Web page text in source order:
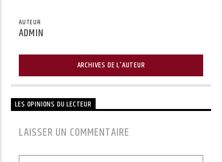
AUTEUR
ADMIN
ARCHIVES DE L'AUTEUR
LES OPINIONS DU LECTEUR
LAISSER UN COMMENTAIRE